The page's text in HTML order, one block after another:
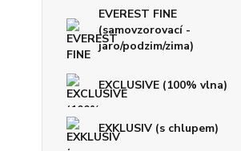
EVEREST FINE
(samovzorovací -
jaro/podzim/zima)
EXCLUSIVE (100% vlna)
EXKLUSIV (s chlupem)